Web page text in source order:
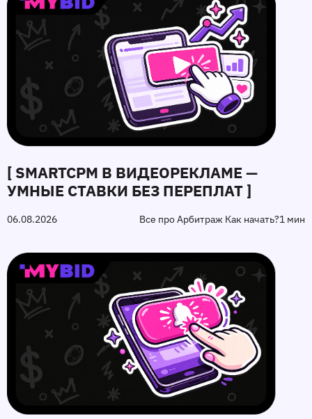
[ SMARTCPM В ВИДЕОРЕКЛАМЕ —
УМНЫЕ СТАВКИ БЕЗ ПЕРЕПЛАТ ]
06.08.2026 Все про Арбитраж Как начать?1 мин